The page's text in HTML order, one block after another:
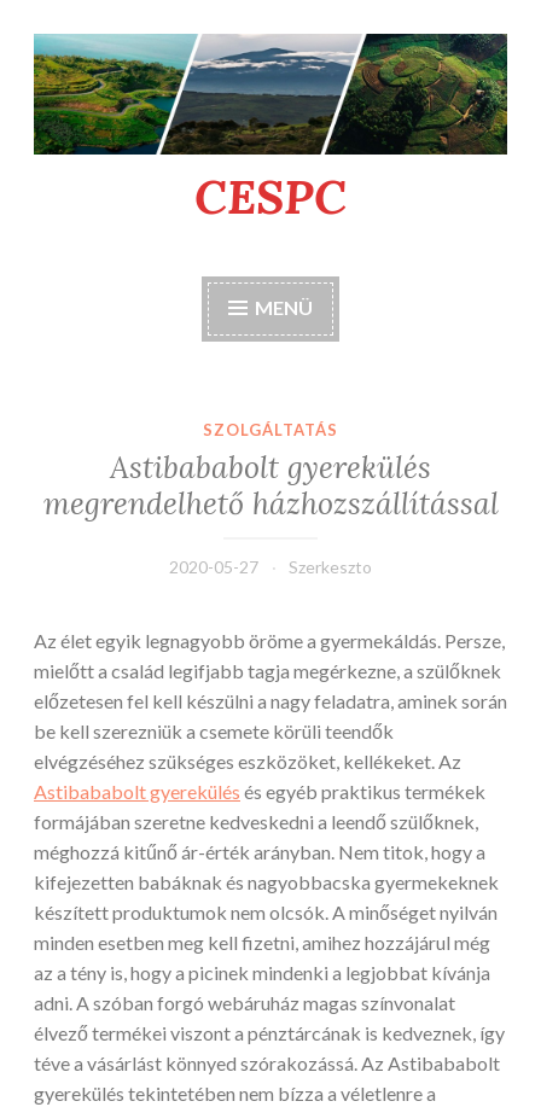
Tartalomhoz
CESPC
MENÜ
SZOLGÁLTATÁS
Astibababolt gyerekülés
megrendelhető házhozszállítással
2020-05-27 Szerkeszto
Az élet egyik legnagyobb öröme a gyermekáldás. Persze,
mielőtt a család legifjabb tagja megérkezne, a szülőknek
előzetesen fel kell készülni a nagy feladatra, aminek során
be kell szerezniük a csemete körüli teendők
elvégzéséhez szükséges eszközöket, kellékeket. Az
Astibababolt gyerekülés és egyéb praktikus termékek
formájában szeretne kedveskedni a leendő szülőknek,
méghozzá kitűnő ár-érték arányban. Nem titok, hogy a
kifejezetten babáknak és nagyobbacska gyermekeknek
készített produktumok nem olcsók.A minőséget nyilván
minden esetben meg kell fizetni, amihez hozzájárul még
az a tény is, hogy a picinek mindenki a legjobbat kívánja
adni. A szóban forgó webáruház magas színvonalat
élvező termékei viszont a pénztárcának is kedveznek, így
téve a vásárlást könnyed szórakozássá. Az Astibababolt
gyerekülés tekintetében nem bízza a véletlenre a